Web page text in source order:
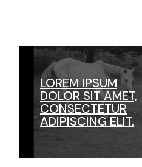
LOREM IPSUM
DOLOR SIT AMET,
CONSECTETUR
ADIPISCING ELIT.